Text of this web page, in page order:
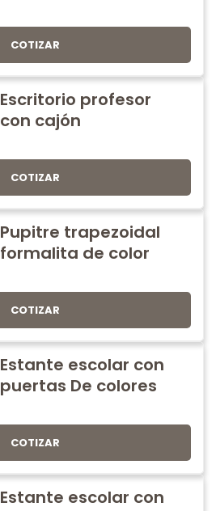
COTIZAR
Escritorio profesor
con cajón
COTIZAR
Pupitre trapezoidal
formalita de color
COTIZAR
Estante escolar con
puertas De colores
COTIZAR
Estante escolar con